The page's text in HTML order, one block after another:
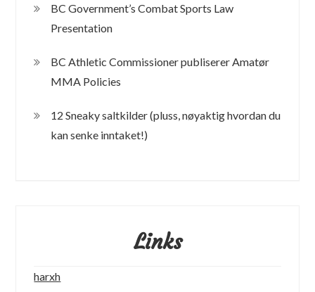
BC Government’s Combat Sports Law
Presentation
BC Athletic Commissioner publiserer Amatør
MMA Policies
12 Sneaky saltkilder (pluss, nøyaktig hvordan du
kan senke inntaket!)
Links
harxh